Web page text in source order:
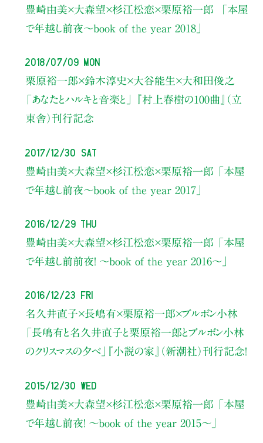
豊崎由美×大森望×杉江松恋×栗原裕一郎
「本屋
で年越し前夜～book of the year 2018」
2018/07/09 Mon
栗原裕一郎×鈴木淳史×大谷能生×大和田俊之
「あなたとハルキと音楽と」
『村上春樹の100曲』（立
東舎）刊行記念
2017/12/30 Sat
豊崎由美×大森望×杉江松恋×栗原裕一郎
「本屋
で年越し前夜～book of the year 2017」
2016/12/29 Thu
豊崎由美×大森望×杉江松恋×栗原裕一郎
「本屋
で年越し前前夜！ ～book of the year 2016～」
2016/12/23 Fri
名久井直子×長嶋有×栗原裕一郎×ブルボン小林
「長嶋有と名久井直子と栗原裕一郎とブルボン小林
のクリスマスの夕べ」
『小説の家』（新潮社）刊行記念！
2015/12/30 Wed
豊崎由美×大森望×杉江松恋×栗原裕一郎
「本屋
で年越し前夜！ ～book of the year 2015～」